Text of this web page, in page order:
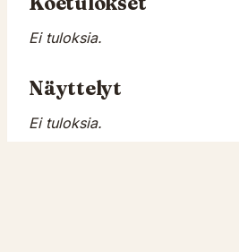
Ei tuloksia.
Näyttelyt
Ei tuloksia.